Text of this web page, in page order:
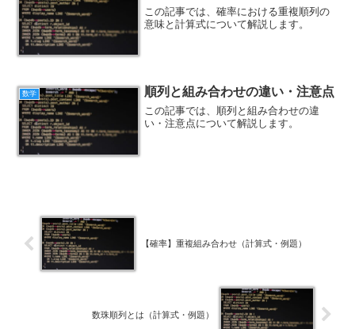
この記事では、確率における重複順列の
意味と計算式について解説します。
数学 順列と組み合わせの違い・注意点
この記事では、順列と組み合わせの違
い・注意点について解説します。
【確率】重複組み合わせ（計算式・例題）
数珠順列とは（計算式・例題）